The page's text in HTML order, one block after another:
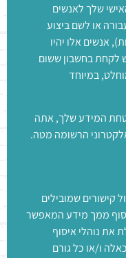
שלך לאנשים
או לשם ביצוע
אנשים אלו יהיו
לקחת בחשבון ששום
במיוחד
המידע שלך, אתה
הרשומה מטה.
קישורים שמובילים
ממך מידע המאפשר
את נוהלי איסוף
ו/או כל גורם